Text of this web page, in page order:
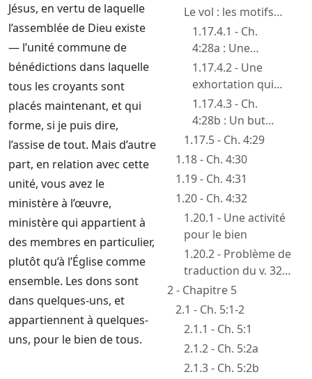
Jésus, en vertu de laquelle
l’assemblée de Dieu existe
— l’unité commune de
bénédictions dans laquelle
tous les croyants sont
placés maintenant, et qui
forme, si je puis dire,
l’assise de tout. Mais d’autre
part, en relation avec cette
unité, vous avez le
ministère à l’œuvre,
ministère qui appartient à
des membres en particulier,
plutôt qu’à l’Église comme
ensemble. Les dons sont
dans quelques-uns, et
appartiennent à quelques-
uns, pour le bien de tous.
Le vol : les motifs
supérieurs du
chrétien qui travaille
pour pouvoir
donner
1.17.4.1 - Ch.
4:28a : Une
exhortation
appropriée
1.17.4.2 - Une
exhortation qui
n’est pas une
application de la
loi
1.17.4.3 - Ch.
4:28b : Un but
positif : donner
1.17.5 - Ch. 4:29
1.18 - Ch. 4:30
1.19 - Ch. 4:31
1.20 - Ch. 4:32
1.20.1 - Une activité
pour le bien
1.20.2 - Problème de
traduction du v. 32
— KJV — Ce qu’est la
réconciliation
2 - Chapitre 5
2.1 - Ch. 5:1-2
2.1.1 - Ch. 5:1
2.1.2 - Ch. 5:2a
2.1.3 - Ch. 5:2b